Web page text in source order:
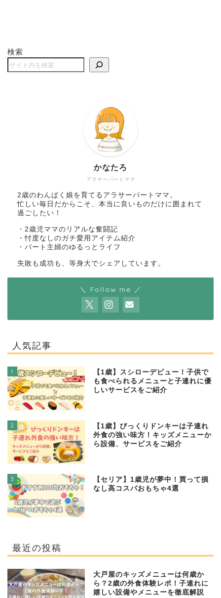
検索
アラサーパートママ
かなたろ
2歳のわんぱく娘を育てるアラサーパートママ。
忙しい毎日だからこそ、本当に良いものだけに囲まれて
過ごしたい！
・2歳児ママのリアルな奮闘記
・忖度なしのガチ愛用アイテム紹介
・パート主婦のゆるっとライフ
失敗も成功も、等身大でシェアしています。
＼ Follow me ／
人気記事
1
【1歳】スシローデビュー！子供で
も食べられるメニューと子連れに優
しいサービスをご紹介
2
【1歳】びっくりドンキーは子連れ
外食の強い味方！キッズメニューか
ら設備、サービスをご紹介
3
【セリア】1歳児が夢中！買って損
なし高コスパおもちゃ4選
最近の投稿
大戸屋のキッズメニューは何歳か
ら？2歳の外食体験レポ！子連れに
嬉しい設備やメニューを徹底解説